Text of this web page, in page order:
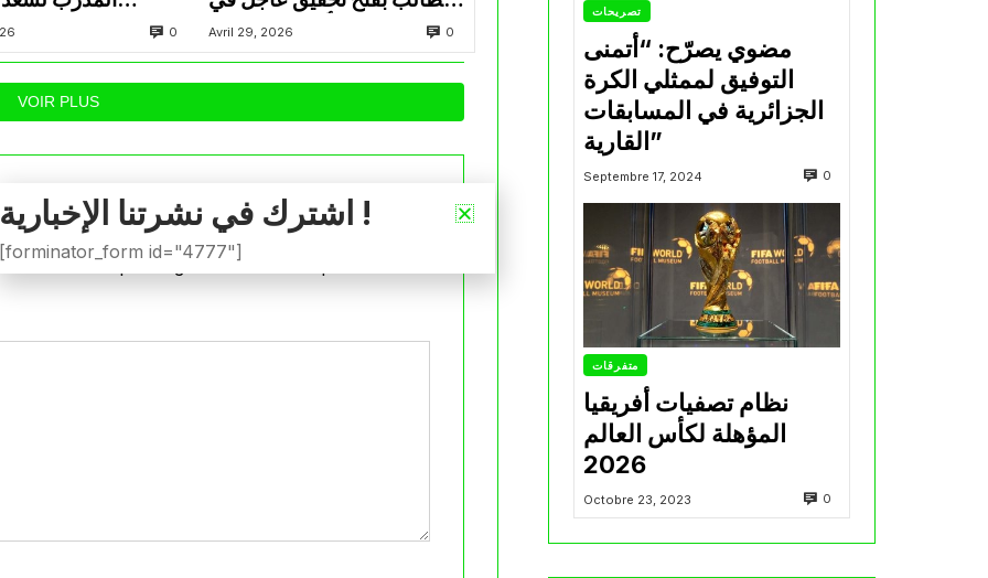
0
تجاوزات أثّرت على نتائج
الفريق
Avril 29, 2026 0
VOIR PLUS
Les champs obligatoires sont indiqués avec
تصريحات
مضوي يصرّح: “أتمنى
التوفيق لممثلي الكرة
الجزائرية في المسابقات
القارية”
Septembre 17, 2024 0
متفرقات
نظام تصفيات أفريقيا
المؤهلة لكأس العالم
2026
Octobre 23, 2023 0
اشترك في نشرتنا الإخبارية !
[forminator_form id="4777"]